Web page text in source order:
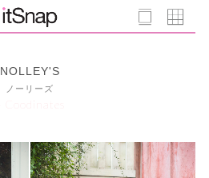
NOLLEY'S
ノーリーズ
4 Coodinates